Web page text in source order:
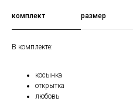
комплект размер
В комплекте:
косынка
открытка
любовь